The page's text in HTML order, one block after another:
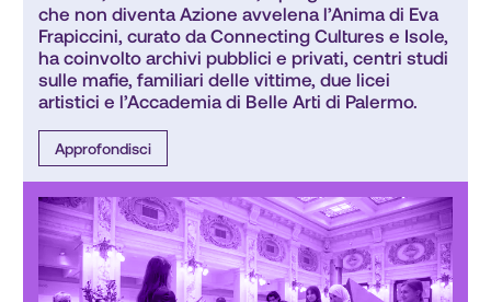
che non diventa Azione avvelena l’Anima di Eva
Frapiccini, curato da Connecting Cultures e Isole,
ha coinvolto archivi pubblici e privati, centri studi
sulle mafie, familiari delle vittime, due licei
artistici e l’Accademia di Belle Arti di Palermo.
Approfondisci